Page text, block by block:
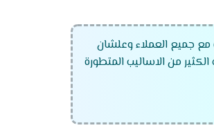
جميع العملاء وعلشان
من الاساليب المتطورة